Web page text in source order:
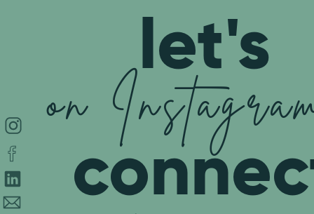
let's
on